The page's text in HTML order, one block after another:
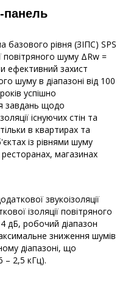
панель
базового рівня (ЗІПС) SPS
повітряного шуму ΔRw =
ефективний захист
шуму в діапазоні від 100
успішно
завдань щодо
існуючих стін та
в квартирах та
із рівнями шуму
ресторанах, магазинах
звукоізоляції
ізоляції повітряного
дБ, робочий діапазон
зниження шумів
діапазоні, що
– 2,5 кГц).